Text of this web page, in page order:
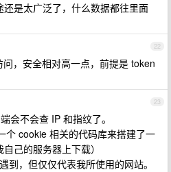
还是太广泛了，什么数据都往里面
22
，安全相对高一点，前提是 token
23
会不会查 IP 和指纹了。
个 cookie 相关的代码库来搭建了一
己的服务器上下载）
到，但仅仅代表我所使用的网站。